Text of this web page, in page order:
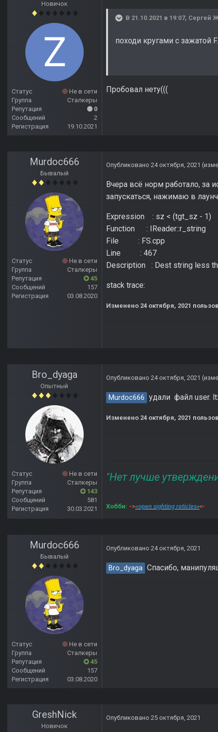
Новичок
Статус
Не в сети
Группа
Сталкеры
Репутация
0
Сообщений
2
Регистрация
19.10.2021
В 21.10.2021 в 19:07, Сергей
походи кругами с зажатой
Пробовал нету(((
Murdoc666
Бывалый
Статус
Не в сети
Группа
Сталкеры
Репутация
45
Сообщений
157
Регистрация
03.08.2020
Опубликовано 24 октября, 2021
Вчера всё норм работало, за
запускаться, нажимаю в
Expression : sz < (tgt_sz - 1)
Function : IReader::r_string
File : FS.cpp
Line : 467
Description : Dest string less
stack trace:
Изменено 24 октября, 2021
Bro_dyaga
Опытный
Статус
Не в сети
Группа
Сталкеры
Репутация
143
Сообщений
581
Регистрация
30.03.2021
Опубликовано 24 октября, 2021
Murdoc666 удали файл user.
Изменено 24 октября, 2021
"Нет лучше
Хобби: ->«open sighting reticles»<-
Murdoc666
Бывалый
Статус
Не в сети
Группа
Сталкеры
Репутация
45
Сообщений
157
Регистрация
03.08.2020
Опубликовано 24 октября, 2021
Bro_dyaga Спасибо,
GreshNick
Новичок
Опубликовано 25 октября, 2021